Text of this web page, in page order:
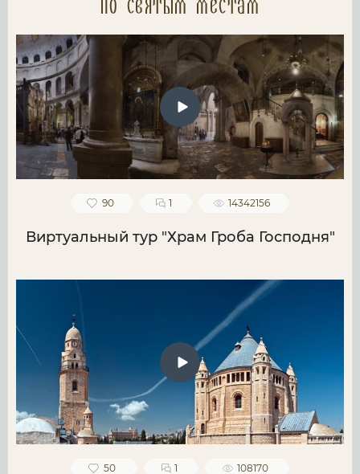
по святым местам
90 1 14342156
Виртуальный тур "Храм Гроба Господня"
50 1 108170